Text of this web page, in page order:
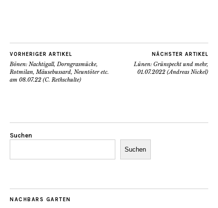
VORHERIGER ARTIKEL
Bönen: Nachtigall, Dorngrasmücke,
Rotmilan, Mäusebussard, Neuntöter etc.
am 08.07.22 (C. Rethschulte)
NÄCHSTER ARTIKEL
Lünen: Grünspecht und mehr,
01.07.2022 (Andreas Nickel)
Suchen
Suchen
NACHBARS GARTEN